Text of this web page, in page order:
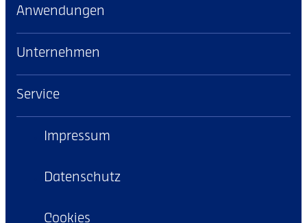
Anwendungen
Unternehmen
Service
Impressum
Datenschutz
Cookies